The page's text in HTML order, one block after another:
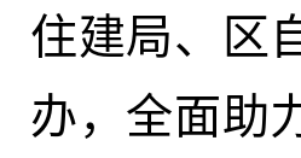
住建局、区
办，全面助